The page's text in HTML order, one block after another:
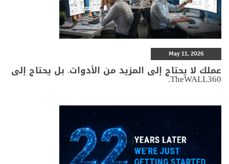
May 11, 2026
عملك لا يحتاج إلى المزيد من الأدوات. بل يحتاج إلى
TheWALL360.